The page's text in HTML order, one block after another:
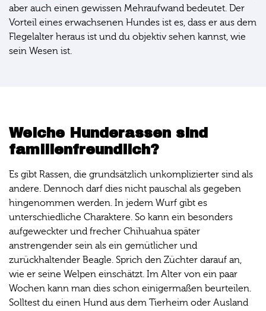
aber auch einen gewissen Mehraufwand bedeutet. Der
Vorteil eines erwachsenen Hundes ist es, dass er aus dem
Flegelalter heraus ist und du objektiv sehen kannst, wie
sein Wesen ist.
Welche Hunderassen sind
familienfreundlich?
Es gibt Rassen, die grundsätzlich unkomplizierter sind als
andere. Dennoch darf dies nicht pauschal als gegeben
hingenommen werden. In jedem Wurf gibt es
unterschiedliche Charaktere. So kann ein besonders
aufgeweckter und frecher Chihuahua später
anstrengender sein als ein gemütlicher und
zurückhaltender Beagle. Sprich den Züchter darauf an,
wie er seine Welpen einschätzt. Im Alter von ein paar
Wochen kann man dies schon einigermaßen beurteilen.
Solltest du einen Hund aus dem Tierheim oder Ausland